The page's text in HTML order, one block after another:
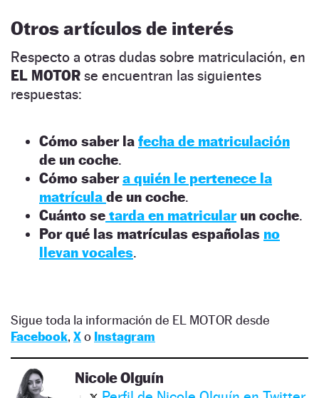
Otros artículos de interés
Respecto a otras dudas sobre matriculación, en
EL MOTOR se encuentran las siguientes
respuestas:
Cómo saber la fecha de matriculación
de un coche.
Cómo sabera quién le pertenece la
matrícula de un coche.
Cuánto se tarda en matricularun coche.
Por qué las matrículas españolas no
llevan vocales.
Sigue toda la información de EL MOTOR desde
Facebook, Xo Instagram
Nicole Olguín